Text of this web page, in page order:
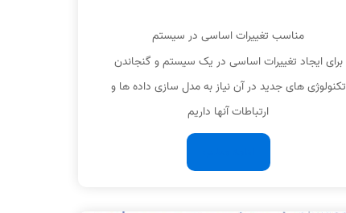
مناسب تغییرات اساسی در سیستم
برای ایجاد تغییرات اساسی در یک سیستم و گنجاندن
تکنولوژی های جدید در آن نیاز به مدل سازی داده ها و
ارتباطات آنها داریم